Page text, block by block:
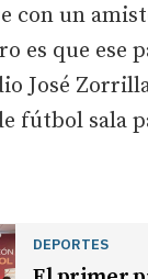
con un
es que ese
José
fútbol sala
DEPORTES